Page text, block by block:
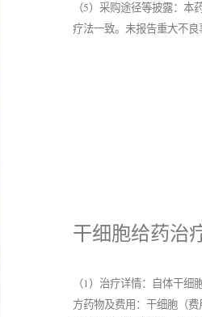
（5）采购途径等披露：
疗法一致。未报告重大不良
干细胞给药治
（1）治疗详情：自体干
方药物及费用：干细胞（